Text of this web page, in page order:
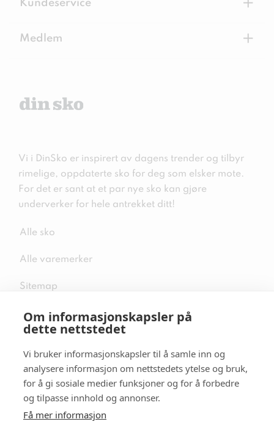
Om informasjonskapsler på
dette nettstedet
Vi bruker informasjonskapsler til å samle inn og
analysere informasjon om nettstedets ytelse og bruk,
for å gi sosiale medier funksjoner og for å forbedre
og tilpasse innhold og annonser.
Få mer informasjon
Kundeservice +
Medlem +
Vi i DinSko er inspirert av dagens trender og tilbyr
rimelige, oppdaterte sko for deg som elsker mote.
For det er sant at et par nye sko kan gjøre
underverker for hele antrekket ditt!
Alle sko
Alle varemerker
Sitemap
Følg oss i sosiale medier